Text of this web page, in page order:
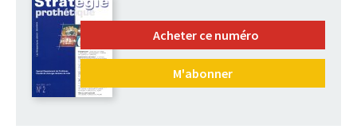
Acheter ce numéro
M'abonner